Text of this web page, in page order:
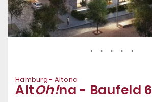
Hamburg - Altona
AltOh!na - Baufeld 6